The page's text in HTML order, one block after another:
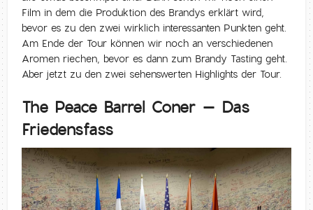
Film in dem die Produktion des Brandys erklärt wird,
bevor es zu den zwei wirklich interessanten Punkten geht.
Am Ende der Tour können wir noch an verschiedenen
Aromen riechen, bevor es dann zum Brandy Tasting geht.
Aber jetzt zu den zwei sehenswerten Highlights der Tour.
The Peace Barrel Coner – Das
Friedensfass